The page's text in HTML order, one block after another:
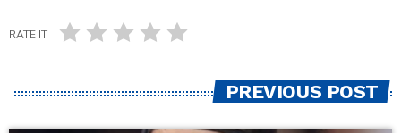
RATE IT
PREVIOUS POST